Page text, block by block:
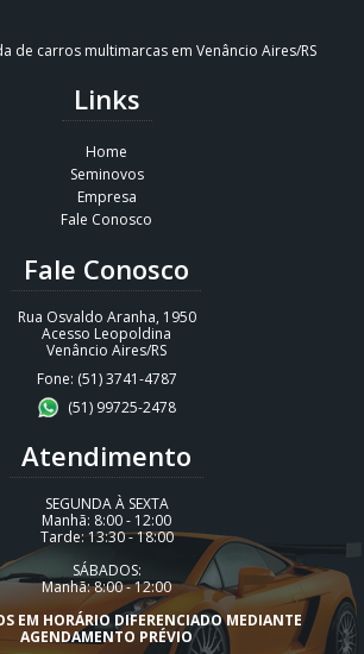
de carros multimarcas em Venâncio Aires/RS
Links
Home
Seminovos
Empresa
Fale Conosco
Fale Conosco
Rua Osvaldo Aranha, 1950
Acesso Leopoldina
Venâncio Aires/RS
Fone: (51) 3741-4787
(51) 99725-2478
Atendimento
SEGUNDA À SEXTA
Manhã: 8:00 - 12:00
Tarde: 13:30 - 18:00
SÁBADOS:
Manhã: 8:00 - 12:00
EM HORÁRIO DIFERENCIADO MEDIANTE
AGENDAMENTO PRÉVIO